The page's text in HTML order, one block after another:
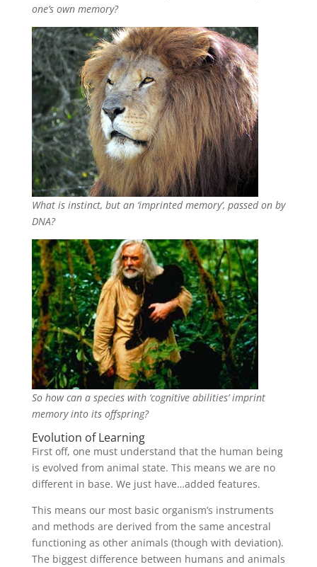
one’s own memory?
What is instinct, but an ‘imprinted memory’, passed on by
DNA?
So how can a species with ‘cognitive abilities’ imprint
memory into its offspring?
Evolution of Learning
First off, one must understand that the human being
is evolved from animal state. This means we are no
different in base. We just have…added features.
This means our most basic organism’s instruments
and methods are derived from the same ancestral
functioning as other animals (though with deviation).
The biggest difference between humans and animals